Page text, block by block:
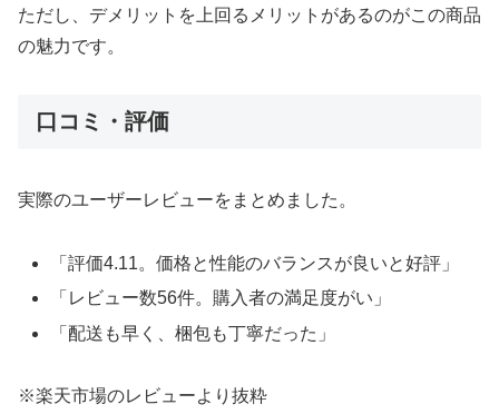
ただし、デメリットを上回るメリットがあるのがこの商品
の魅力です。
口コミ・評価
実際のユーザーレビューをまとめました。
「評価4.11。価格と性能のバランスが良いと好評」
「レビュー数56件。購入者の満足度がい」
「配送も早く、梱包も丁寧だった」
※楽天市場のレビューより抜粋